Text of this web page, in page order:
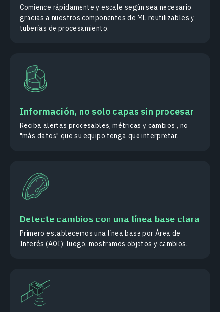
Comience rápidamente y escale según sea necesario
gracias a nuestros componentes de ML reutilizables y
tuberías de procesamiento.
Información, no solo capas sin procesar
Reciba alertas procesables, métricas y cambios , no
"más datos" que su equipo tenga que interpretar.
Detecte cambios con una línea base clara
Primero establecemos una línea base por Área de
Interés (AOI); luego, mostramos objetos y cambios.